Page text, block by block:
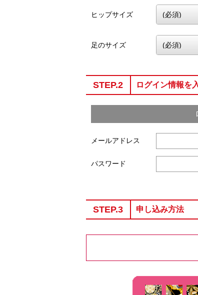
ヒップサイズ
足のサイズ
STEP.2 ログイン情報を
メールアドレス
パスワード
STEP.3 申し込み方法